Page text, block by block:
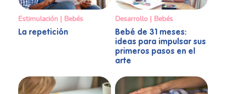
Estimulación | Bebés
La repetición
Desarrollo | Bebés
Bebé de 31 meses:
ideas para impulsar sus
primeros pasos en el
arte